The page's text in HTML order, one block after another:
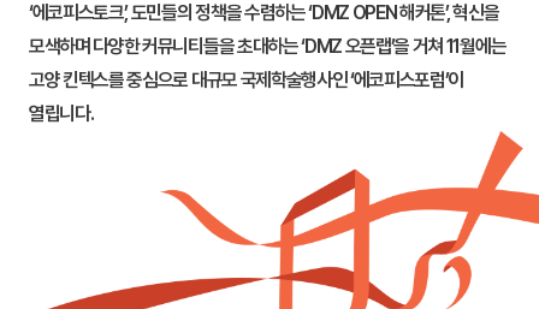
‘에코피스토크’, 도민들의 정책을 수렴하는 ‘DMZ OPEN 해커톤’, 혁신을
모색하며 다양한 커뮤니티들을 초대하는 ‘DMZ 오픈랩’을 거쳐 11월에는
고양킨텍스를 중심으로 대규모 국제학술행사인 ‘에코피스포럼’이
열립니다.